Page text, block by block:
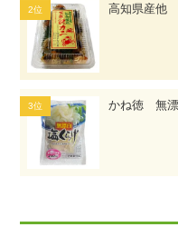
高知県産他
かね徳 無